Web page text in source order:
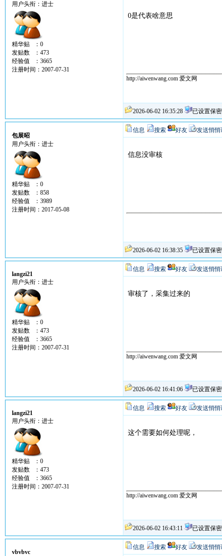
用户头衔：进士
精华贴 ：0
发贴数 ：473
经验值 ：3665
注册时间：2007-07-31
0是代表啥意思
http://aiwenwang.com 爱文网
2026-06-02 16:35:28 已设置保密
包展昭
用户头衔：进士
精华贴 ：0
发贴数 ：858
经验值 ：3989
注册时间：2017-05-08
信息 搜索 好友 发送悄悄
信息没审核
2026-06-02 16:38:35 已设置保密
langzi21
用户头衔：进士
精华贴 ：0
发贴数 ：473
经验值 ：3665
注册时间：2007-07-31
信息 搜索 好友 发送悄悄
审核了，采集过来的
http://aiwenwang.com 爱文网
2026-06-02 16:41:06 已设置保密
langzi21
用户头衔：进士
精华贴 ：0
发贴数 ：473
经验值 ：3665
注册时间：2007-07-31
信息 搜索 好友 发送悄悄
这个需要如何处理呢，
http://aiwenwang.com 爱文网
2026-06-02 16:43:11 已设置保密
vbvbvc
信息 搜索 好友 发送悄悄